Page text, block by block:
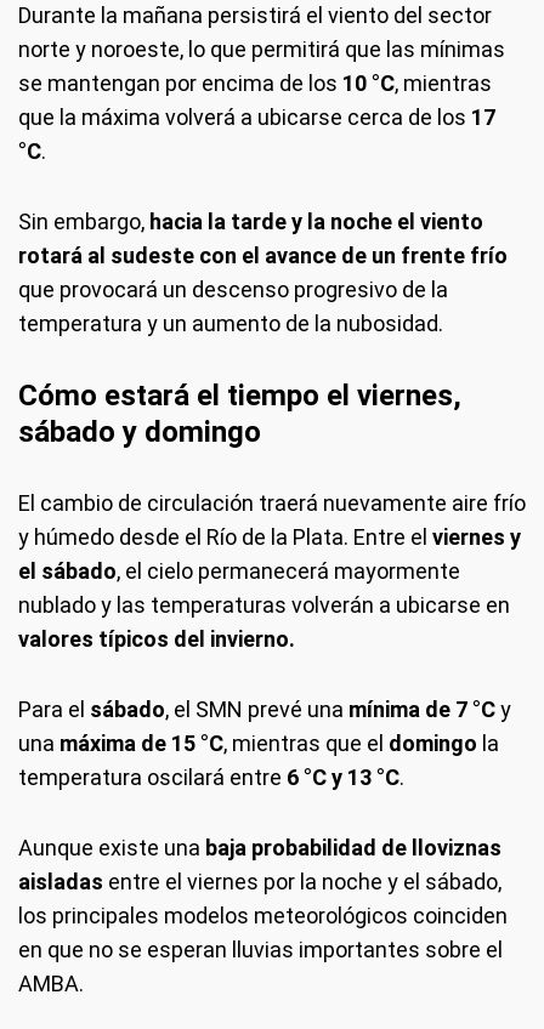
Durante la mañana persistirá el viento del sector
norte y noroeste, lo que permitirá que las mínimas
se mantengan por encima de los 10 °C, mientras
que la máxima volverá a ubicarse cerca de los 17
°C.
Sin embargo, hacia la tarde y la noche el viento
rotará al sudeste con el avance de un frente frío
que provocará un descenso progresivo de la
temperatura y un aumento de la nubosidad.
Cómo estará el tiempo el viernes,
sábado y domingo
El cambio de circulación traerá nuevamente aire frío
y húmedo desde el Río de la Plata. Entre el viernes y
el sábado, el cielo permanecerá mayormente
nublado y las temperaturas volverán a ubicarse en
valores típicos del invierno.
Para el sábado, el SMN prevé una mínima de 7 °Cy
una máxima de 15 °C, mientras que el domingo la
temperatura oscilará entre 6 °C y 13 °C.
Aunque existe una baja probabilidad de lloviznas
aisladas entre el viernes por la noche y el sábado,
los principales modelos meteorológicos coinciden
en que no se esperan lluvias importantes sobre el
AMBA.